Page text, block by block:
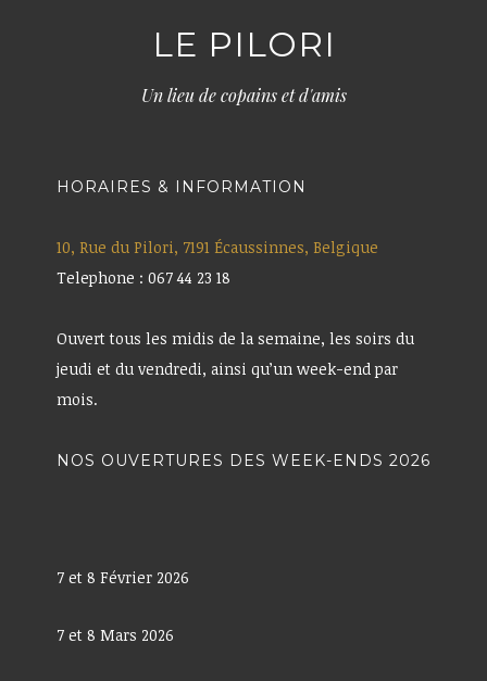
LE PILORI
Un lieu de copains et d'amis
HORAIRES & INFORMATION
10, Rue du Pilori, 7191 Écaussinnes, Belgique
Telephone : 067 44 23 18
Ouvert tous les midis de la semaine, les soirs du
jeudi et du vendredi, ainsi qu’un week-end par
mois.
NOS OUVERTURES DES WEEK-ENDS 2026
7 et 8 Février 2026
7 et 8 Mars 2026